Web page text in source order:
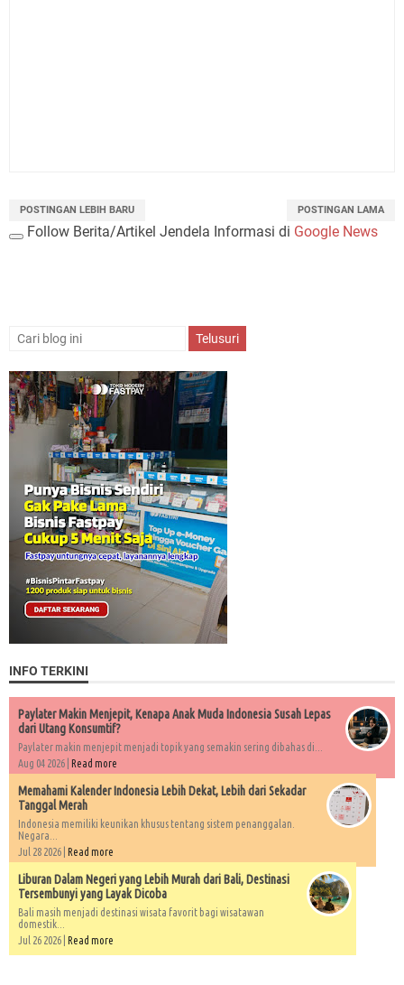
POSTINGAN LEBIH BARU POSTINGAN LAMA
Follow Berita/Artikel Jendela Informasi di Google News
INFO TERKINI
Paylater Makin Menjepit, Kenapa Anak Muda Indonesia Susah Lepas
dari Utang Konsumtif?
Paylater makin menjepit menjadi topik yang semakin sering dibahas di...
Aug 04 2026 | Read more
Memahami Kalender Indonesia Lebih Dekat, Lebih dari Sekadar
Tanggal Merah
Indonesia memiliki keunikan khusus tentang sistem penanggalan.
Negara...
Jul 28 2026 | Read more
Liburan Dalam Negeri yang Lebih Murah dari Bali, Destinasi
Tersembunyi yang Layak Dicoba
Bali masih menjadi destinasi wisata favorit bagi wisatawan
domestik...
Jul 26 2026 | Read more